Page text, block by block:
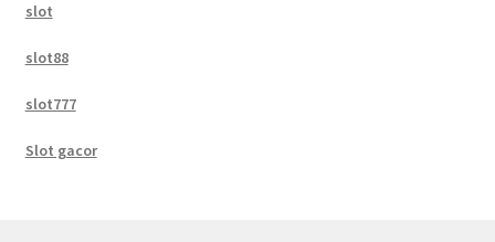
slot
slot88
slot777
Slot gacor